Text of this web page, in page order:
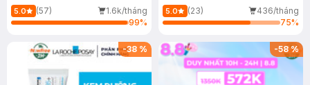
Dầu 500ml
5.0 (57)
1.6k/tháng
99%
(Mới)
5.0 (23)
436/tháng
75%
-38 % -58%